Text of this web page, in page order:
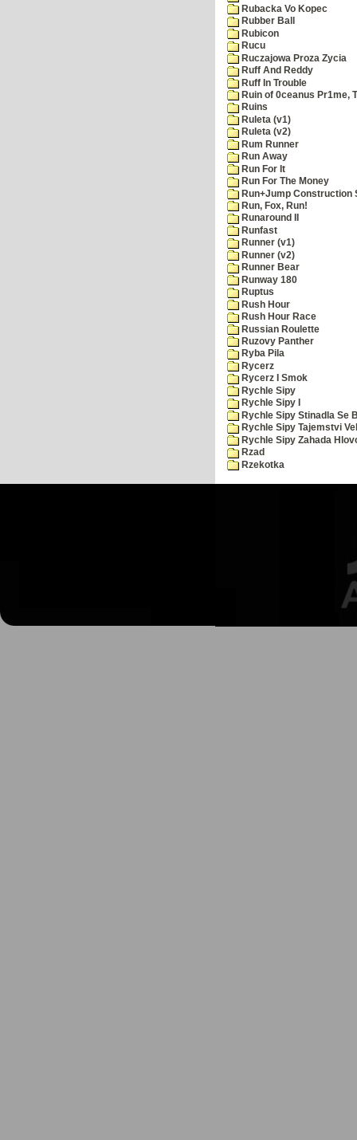
Rubacka Vo Kopec
Rubber Ball
Rubicon
Rucu
Ruczajowa Proza Zycia
Ruff And Reddy
Ruff In Trouble
Ruin of 0ceanus Pr1me,
Ruins
Ruleta (v1)
Ruleta (v2)
Rum Runner
Run Away
Run For It
Run For The Money
Run+Jump Construction
Run, Fox, Run!
Runaround II
Runfast
Runner (v1)
Runner (v2)
Runner Bear
Runway 180
Ruptus
Rush Hour
Rush Hour Race
Russian Roulette
Ruzovy Panther
Ryba Pila
Rycerz
Rycerz I Smok
Rychle Sipy
Rychle Sipy I
Rychle Sipy Stinadla Se
Rychle Sipy Tajemstvi
Rychle Sipy Zahada
Rzad
Rzekotka